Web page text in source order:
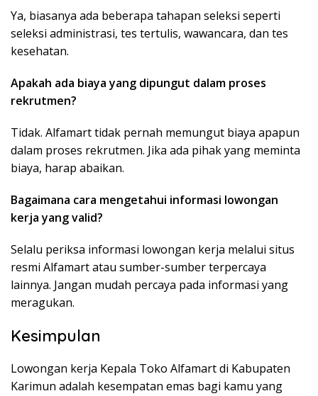
Ya, biasanya ada beberapa tahapan seleksi seperti
seleksi administrasi, tes tertulis, wawancara, dan tes
kesehatan.
Apakah ada biaya yang dipungut dalam proses
rekrutmen?
Tidak. Alfamart tidak pernah memungut biaya apapun
dalam proses rekrutmen. Jika ada pihak yang meminta
biaya, harap abaikan.
Bagaimana cara mengetahui informasi lowongan
kerja yang valid?
Selalu periksa informasi lowongan kerja melalui situs
resmi Alfamart atau sumber-sumber terpercaya
lainnya. Jangan mudah percaya pada informasi yang
meragukan.
Kesimpulan
Lowongan kerja Kepala Toko Alfamart di Kabupaten
Karimun adalah kesempatan emas bagi kamu yang